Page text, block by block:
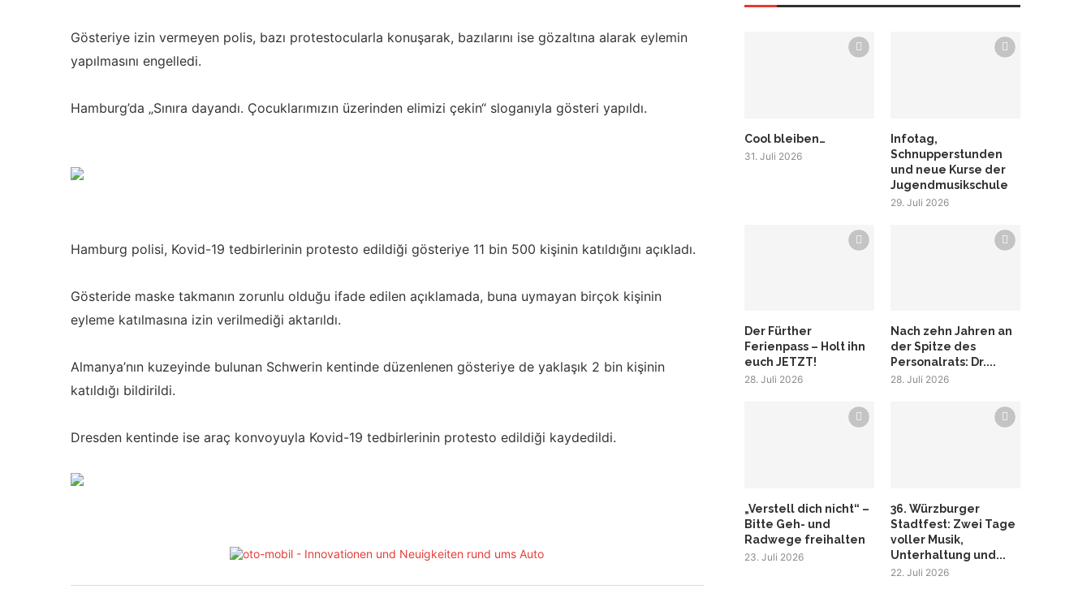
Gösteriye izin vermeyen polis, bazı protestocularla konuşarak, bazılarını ise gözaltına alarak eylemin
yapılmasını engelledi.
Hamburg’da „Sınıra dayandı. Çocuklarımızın üzerinden elimizi çekin“ sloganıyla gösteri yapıldı.
Hamburg polisi, Kovid-19 tedbirlerinin protesto edildiği gösteriye 11 bin 500 kişinin katıldığını açıkladı.
Gösteride maske takmanın zorunlu olduğu ifade edilen açıklamada, buna uymayan birçok kişinin
eyleme katılmasına izin verilmediği aktarıldı.
Almanya’nın kuzeyinde bulunan Schwerin kentinde düzenlenen gösteriye de yaklaşık 2 bin kişinin
katıldığı bildirildi.
Dresden kentinde ise araç konvoyuyla Kovid-19 tedbirlerinin protesto edildiği kaydedildi.
Cool bleiben…
31. Juli 2026
Infotag,
Schnupperstunden
und neue Kurse der
Jugendmusikschule
29. Juli 2026
Der Fürther
Ferienpass – Holt ihn
euch JETZT!
28. Juli 2026
Nach zehn Jahren an
der Spitze des
Personalrats: Dr....
28. Juli 2026
„Verstell dich nicht“ –
Bitte Geh- und
Radwege freihalten
23. Juli 2026
36. Würzburger
Stadtfest: Zwei Tage
voller Musik,
Unterhaltung und...
22. Juli 2026